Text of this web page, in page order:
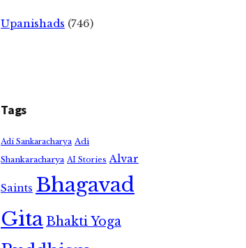
Upanishads (746)
Tags
Adi Sankaracharya Adi
Shankaracharya AI Stories Alvar
Saints Bhagavad
GitaBhakti Yoga